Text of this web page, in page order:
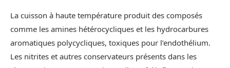
La cuisson à haute température produit des composés
comme les amines hétérocycliques et les hydrocarbures
aromatiques polycycliques, toxiques pour l’endothélium.
Les nitrites et autres conservateurs présents dans les